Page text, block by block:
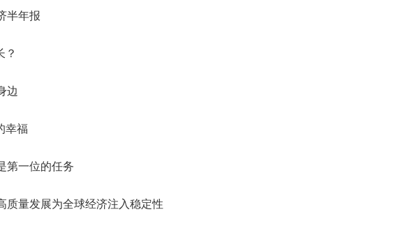
半年报
？
边
幸福
第一位的任务
质量发展为全球经济注入稳定性